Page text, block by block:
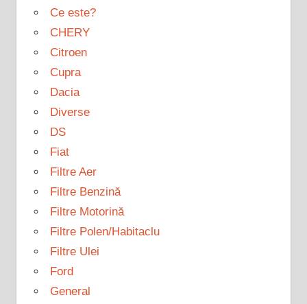
Ce este?
CHERY
Citroen
Cupra
Dacia
Diverse
DS
Fiat
Filtre Aer
Filtre Benzină
Filtre Motorină
Filtre Polen/Habitaclu
Filtre Ulei
Ford
General